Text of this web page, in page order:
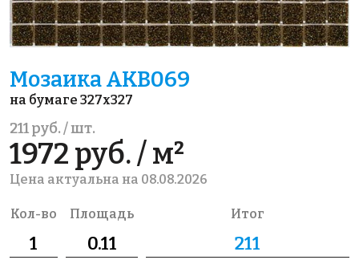
Мозаика AKB069
на бумаге 327x327
211 руб. / шт.
1972 руб. / м²
Цена актуальна на 08.08.2026
Кол-во Площадь Итог